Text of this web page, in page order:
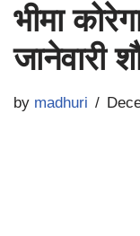
content
भीमा
जानेवारी
by madhuri